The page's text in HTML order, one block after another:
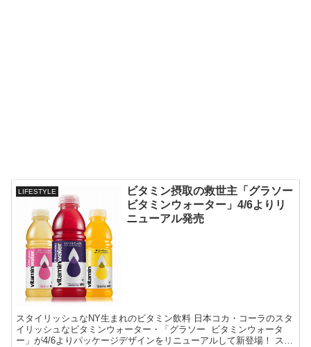
LIFESTYLE
ビタミン摂取の救世主「グラソー
ビタミンウォーター」4/6よりリ
ニューアル発売
スタイリッシュなNY生まれのビタミン飲料 日本コカ・コーラのスタ
イリッシュなビタミンウォーター・「グラソー ビタミンウォータ
ー」が4/6よりパッケージデザインをリニューアルして新登場！ スタ